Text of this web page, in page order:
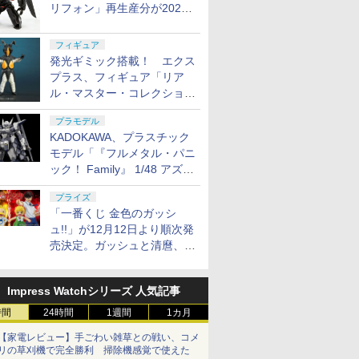
リフォン」再生産分が2027
フィギュア
発光ギミック搭載！ エクス
プラス、フィギュア「リア
ル・マスター・コレクション
ゼットン リニューアルVer.」
11月発売
プラモデル
KADOKAWA、プラスチック
モデル「『フルメタル・パニ
ック！ Family』 1/48 アズー
ル・レイヴン」の発売延期を
発表
プライズ
「一番くじ 金色のガッシ
ュ!!」が12月12日より順次発
売決定。ガッシュと清麿、キ
ィギュアで登場
Impress Watchシリーズ 人気記事
24時間 1週間 1カ月
家電レビュー】手ごわい雑草との戦い、コメ
の草刈機で完全勝利 掃除機感覚で使えた